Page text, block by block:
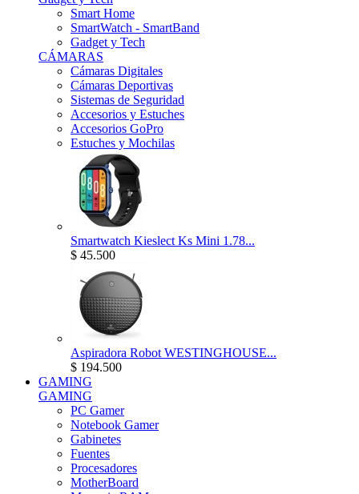
Smart Home
SmartWatch - SmartBand
Gadget y Tech
CÁMARAS
Cámaras Digitales
Cámaras Deportivas
Sistemas de Seguridad
Accesorios y Estuches
Accesorios GoPro
Estuches y Mochilas
Smartwatch Kieslect Ks Mini 1.78...
$ 45.500
Aspiradora Robot WESTINGHOUSE...
$ 194.500
GAMING
GAMING
PC Gamer
Notebook Gamer
Gabinetes
Fuentes
Procesadores
MotherBoard